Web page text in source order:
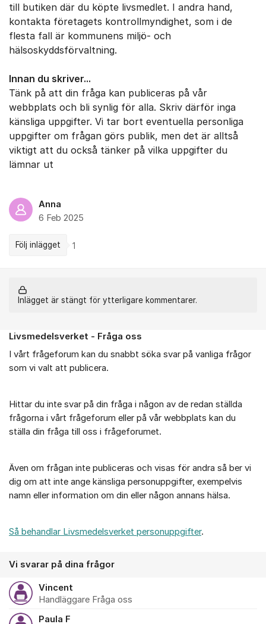
till butiken där du köpte livsmedlet. I andra hand,
kontakta företagets kontrollmyndighet, som i de
flesta fall är kommunens miljö- och
hälsoskyddsförvaltning.
Innan du skriver...
Tänk på att din fråga kan publiceras på vår
webbplats och bli synlig för alla. Skriv därför inga
känsliga uppgifter. Vi tar bort eventuella personliga
uppgifter om frågan görs publik, men det är alltså
viktigt att du också tänker på vilka uppgifter du
lämnar ut
Anna
6 Feb 2025
Följ inlägget 1
Inlägget är stängt för ytterligare kommentarer.
Om forumet
Livsmedelsverket - Fråga oss
I vårt frågeforum kan du snabbt söka svar på vanliga frågor
som vi valt att publicera.
Hittar du inte svar på din fråga i någon av de redan ställda
frågorna i vårt frågeforum eller på vår webbplats kan du
ställa din fråga till oss i frågeforumet.
Även om frågan inte publiceras och visas för andra så ber vi
dig om att inte ange känsliga personuppgifter, exempelvis
namn eller information om din eller någon annans hälsa.
Så behandlar Livsmedelsverket personuppgifter.
Vi svarar på dina frågor
Vincent
Handläggare Fråga oss
Paula F